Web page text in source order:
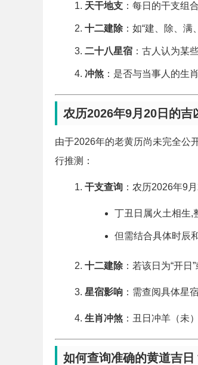
天干地支 ：每日的干支组
十二建除：如“建、除、满
二十八星宿 ：古人认为某
冲煞 ：是否与当事人的生
农历2026年9月20日的吉
由于2026年的老黄历尚未完全公
行推测：
干支查询 ：农历2026年9
丁丑日属火土相生,
但需结合具体时辰
十二建除：若该日为“开日
星宿影响 ：需查阅具体星
生肖冲煞 ：丑日冲羊（未
如何查询准确的黄道吉日